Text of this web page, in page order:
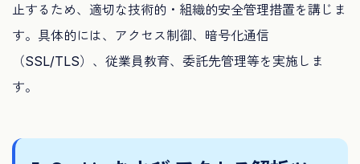
止するため、適切な技術的・組織的安全管理措置を講じま
す。具体的には、アクセス制御、暗号化通信
（SSL/TLS）、従業員教育、委託先管理等を実施しま
す。